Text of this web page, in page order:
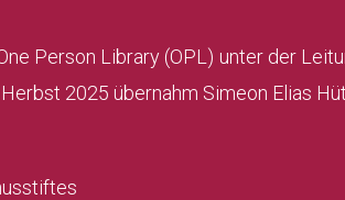
Person Library (OPL) unter der
2025 übernahm Simeon Elias